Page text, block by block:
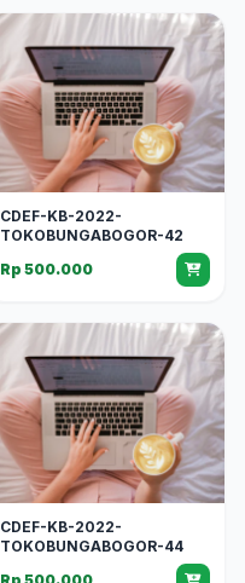
CDEF-KB-2022-
TOKOBUNGABOGOR-42
Rp 500.000
CDEF-KB-2022-
TOKOBUNGABOGOR-44